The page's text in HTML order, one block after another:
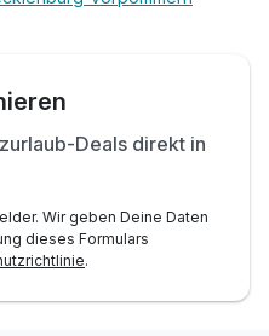
Deals direkt in
Wir geben Deine Daten
dieses Formulars
.